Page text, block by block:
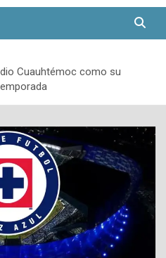
Cuauhtémoc como su